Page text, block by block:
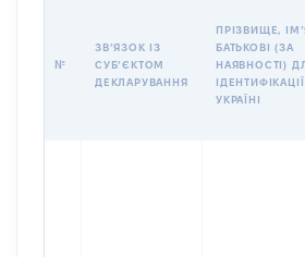
№
ЗВʼЯЗОК ІЗ
СУБʼЄКТОМ
ДЕКЛАРУВАННЯ
ПРІЗВИЩЕ,
БАТЬКОВІ (ЗА
НАЯВНОСТІ)
УКРАЇНІ